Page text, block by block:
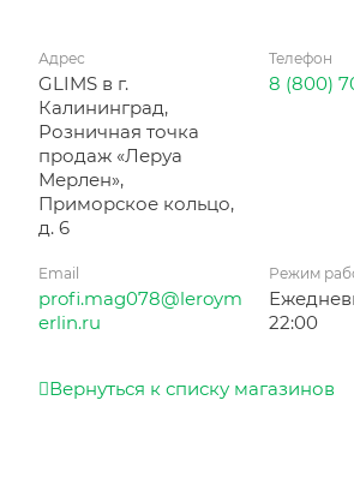
Адрес
GLIMS в г.
Калининград,
Розничная точка
продаж «Леруа
Мерлен»,
Приморское кольцо,
д. 6
Телефон
8 (800)
Email
profi.mag078@leroym
erlin.ru
Режим
22:00
Вернуться к списку магазинов